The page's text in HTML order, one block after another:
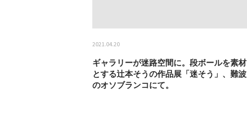
2021.04.20
ギャラリーが迷路空間に。段ボールを素材
とする辻本そうの作品展「迷そう」、難波
のオソブランコにて。